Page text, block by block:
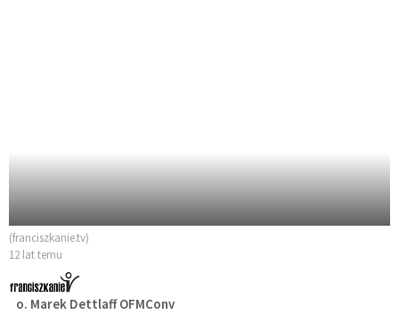
(franciszkanie.tv)
12 lat temu
o. Marek Dettlaff OFMConv